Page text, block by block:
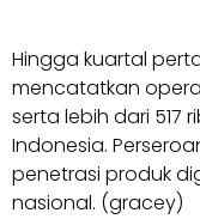
Hingga kuartal
mencatatkan
serta lebih dari 517
Indonesia.
penetrasi produk
nasional. (gracey)